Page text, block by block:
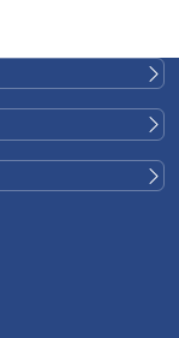
状 症状因椎间
包括： 如果不及
能导致： 椎间盘
常从病史询问和
案 对于轻度或
的症状： 如果病
射性腿痛、睡眠
可能会建议您进
手术。 内镜下椎
龄相关的退行